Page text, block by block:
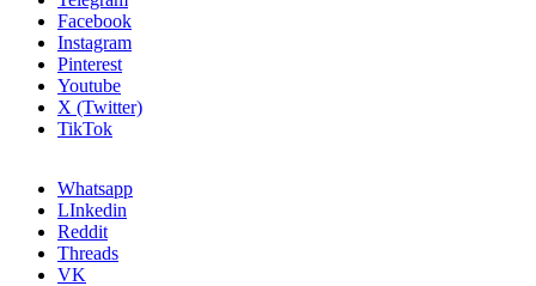
Facebook
Instagram
Pinterest
Youtube
X (Twitter)
TikTok
Whatsapp
LInkedin
Reddit
Threads
VK